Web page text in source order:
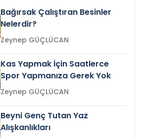
Bağırsak Çalıştıran Besinler
Nelerdir?
Zeynep GÜÇLÜCAN
Kas Yapmak İçin Saatlerce
Spor Yapmanıza Gerek Yok
Zeynep GÜÇLÜCAN
Beyni Genç Tutan Yaz
Alışkanlıkları